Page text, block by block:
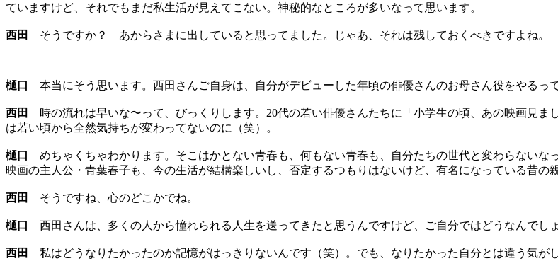
ていますけど、それでもまだ私生活が見えてこない。神秘的なところが多いなって思います。
西田 そうですか？ あからさまに出していると思ってました。じゃあ、それは残しておくべきですよね。
樋口 本当にそう思います。西田さんご自身は、自分がデビューした年頃の俳優さんのお母さん役をやるっ
西田
時の流れは早いな〜って、びっくりします。20代の若い俳優さんたちに「小学生の頃、あの映画見
は若い頃から全然気持ちが変わってないのに（笑）。
樋口
めちゃくちゃわかります。そこはかとない青春も、何もない青春も、自分たちの世代と変わらない
映画の主人公・青葉春子も、今の生活が結構楽しいし、否定するつもりはないけど、有名になっている昔の
西田 そうですね、心のどこかでね。
樋口 西田さんは、多くの人から憧れられる人生を送ってきたと思うんですけど、ご自分ではどうなんでし
西田
私はどうなりたかったのか記憶がはっきりないんです（笑）。でも、なりたかった自分とは違う気